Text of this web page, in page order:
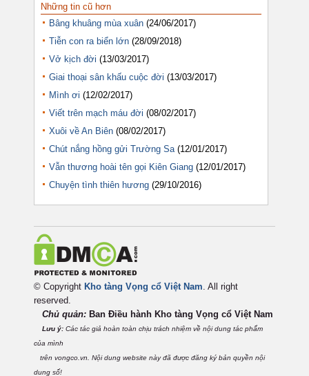
Những tin cũ hơn
Bâng khuâng mùa xuân (24/06/2017)
Tiễn con ra biển lớn (28/09/2018)
Vở kịch đời (13/03/2017)
Giai thoại sân khấu cuộc đời (13/03/2017)
Mình ơi (12/02/2017)
Viết trên mạch máu đời (08/02/2017)
Xuôi về An Biên (08/02/2017)
Chút nắng hồng gửi Trường Sa (12/01/2017)
Vẫn thương hoài tên gọi Kiên Giang (12/01/2017)
Chuyện tình thiên hương (29/10/2016)
© Copyright Kho tàng Vọng cổ Việt Nam. All right
reserved.
Chủ quản: Ban Điều hành Kho tàng Vọng cổ Việt Nam
Lưu ý: Các tác giả hoàn toàn chịu trách nhiệm về nội dung tác phẩm
của mình
trên vongco.vn. Nội dung website này đã được đăng ký bản quyền nội
dung số!